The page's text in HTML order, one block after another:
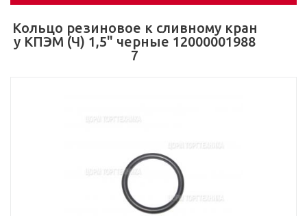
Кольцо резиновое к сливному кран
у КПЭМ (Ч) 1,5" черные 12000001988
7